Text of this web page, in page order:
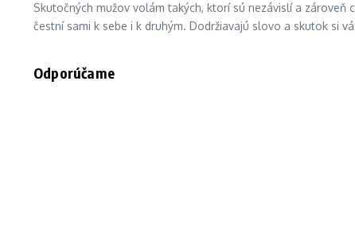
Skutočných mužov volám takých, ktorí sú nezávislí a
čestní sami k sebe i k druhým. Dodržiavajú slovo a skutok si
Odporúčame